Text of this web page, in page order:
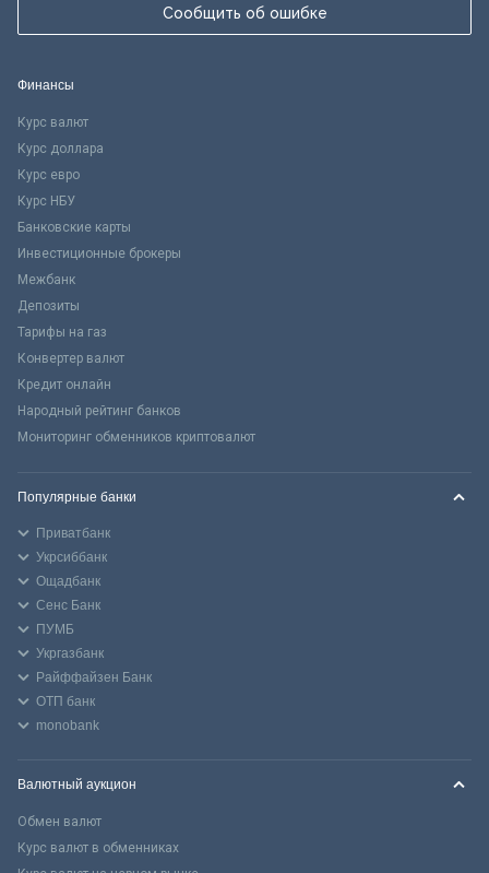
Сообщить об ошибке
Финансы
Курс валют
Курс доллара
Курс евро
Курс НБУ
Банковские карты
Инвестиционные брокеры
Межбанк
Депозиты
Тарифы на газ
Конвертер валют
Кредит онлайн
Народный рейтинг банков
Мониторинг обменников криптовалют
Популярные банки
Приватбанк
Укрсиббанк
Ощадбанк
Сенс Банк
ПУМБ
Укргазбанк
Райффайзен Банк
ОТП банк
monobank
Валютный аукцион
Обмен валют
Курс валют в обменниках